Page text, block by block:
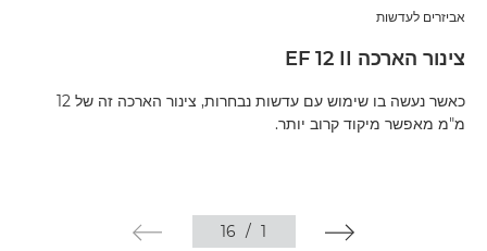
אביזרים לעדשות
צינור הארכה EF 12 II
כאשר נעשה בו שימוש עם עדשות נבחרות, צינור הארכה זה של 12
מ"מ מאפשר מיקוד קרוב יותר.
1
/
16